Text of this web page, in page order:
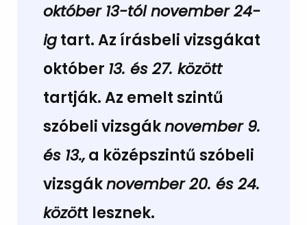
október 13-tól november 24-
igtart.Az írásbeli vizsgákat
október 13. és 27. között
tartják. Az emelt szintű
szóbeli vizsgáknovember 9.
és 13.,a középszintű szóbeli
vizsgáknovember 20. és 24.
között lesznek.